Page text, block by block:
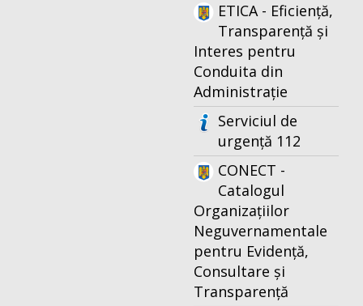
ETICA - Eficiență,
Transparență și
Interes pentru
Conduita din
Administrație
Serviciul de
urgență 112
CONECT -
Catalogul
Organizațiilor
Neguvernamentale
pentru Evidență,
Consultare și
Transparență